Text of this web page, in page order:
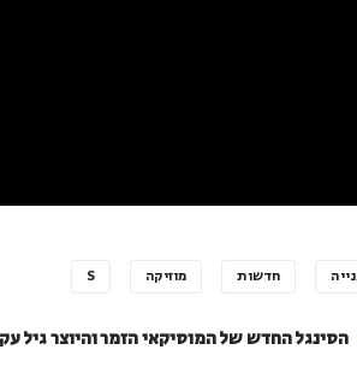
חדשות מוזיקה S
הסינגל החדש של המוסיקאי הזמר והיוצר גיל